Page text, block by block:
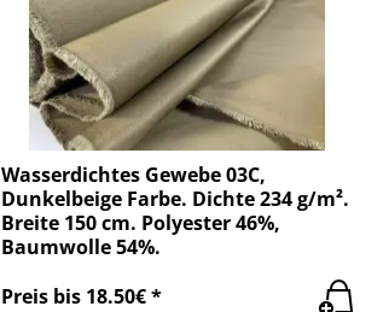
Wasserdichtes Gewebe 03C,
Dunkelbeige Farbe. Dichte 234 g/m².
Breite 150 cm. Polyester 46%,
Baumwolle 54%.
Preis bis 18.50€ *